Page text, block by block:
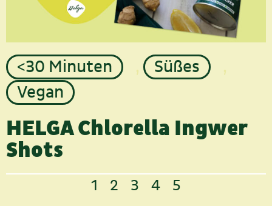
<30 Minuten , Süßes
,
Vegan
HELGA Chlorella Ingwer
Shots
1 2 3 4 5